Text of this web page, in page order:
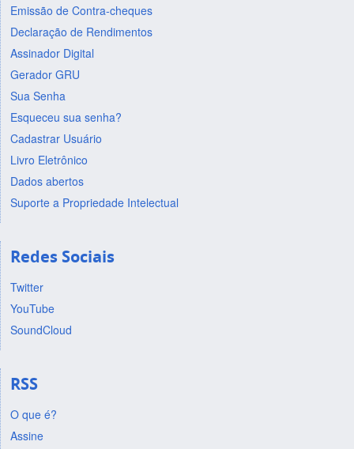
Emissão de Contra-cheques
Declaração de Rendimentos
Assinador Digital
Gerador GRU
Sua Senha
Esqueceu sua senha?
Cadastrar Usuário
Livro Eletrônico
Dados abertos
Suporte a Propriedade Intelectual
Redes Sociais
Twitter
YouTube
SoundCloud
RSS
O que é?
Assine